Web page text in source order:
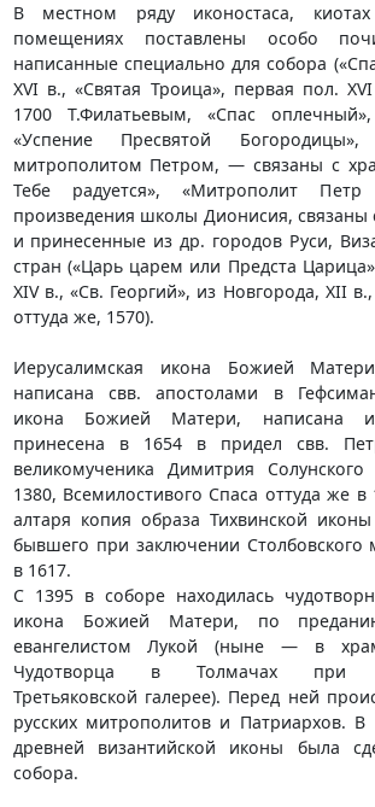
В местном ряду иконостаса,
помещениях поставлены особо
написанные специально для собора
XVI в., «Святая Троица», первая пол.
1700 Т.Филатьевым, «Спас
«Успение Пресвятой
митрополитом Петром, — связаны с
Тебе радуется», «Митрополит
произведения школы Дионисия, связаны
и принесенные из др. городов Руси,
стран («Царь царем или Предста
XIV в., «Св. Георгий», из Новгорода, XII
оттуда же, 1570).
Иерусалимская икона Божией
написана свв. апостолами в
икона Божией Матери, написана
принесена в 1654 в придел свв.
великомученика Димитрия
1380, Всемилостивого Спаса оттуда же в
алтаря копия образа Тихвинской
бывшего при заключении
в 1617.
С 1395 в соборе находилась
икона Божией Матери, по
евангелистом Лукой (ныне — в
Чудотворца в Толмачах при
Третьяковской галерее). Перед ней
русских митрополитов и Патриархов.
древней византийской иконы была
собора.